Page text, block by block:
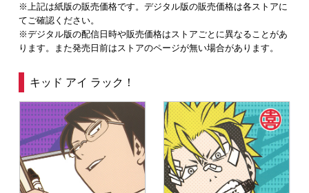
※上記は紙版の販売価格です。デジタル版の販売価格は各ストアに
てご確認ください。
※デジタル版の配信日時や販売価格はストアごとに異なることがあ
ります。また発売日前はストアのページが無い場合があります。
キッド アイ ラック！